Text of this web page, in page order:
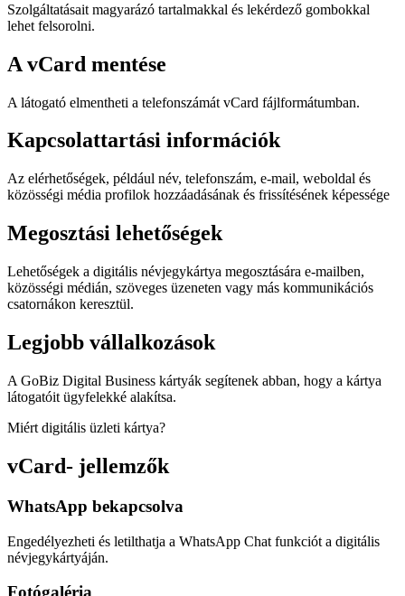
Szolgáltatásait magyarázó tartalmakkal és lekérdező gombokkal
lehet felsorolni.
A vCard mentése
A látogató elmentheti a telefonszámát vCard fájlformátumban.
Kapcsolattartási információk
Az elérhetőségek, például név, telefonszám, e-mail, weboldal és
közösségi média profilok hozzáadásának és frissítésének képessége
Megosztási lehetőségek
Lehetőségek a digitális névjegykártya megosztására e-mailben,
közösségi médián, szöveges üzeneten vagy más kommunikációs
csatornákon keresztül.
Legjobb vállalkozások
A GoBiz Digital Business kártyák segítenek abban, hogy a kártya
látogatóit ügyfelekké alakítsa.
Miért digitális üzleti kártya?
vCard- jellemzők
WhatsApp bekapcsolva
Engedélyezheti és letilthatja a WhatsApp Chat funkciót a digitális
névjegykártyáján.
Fotógaléria